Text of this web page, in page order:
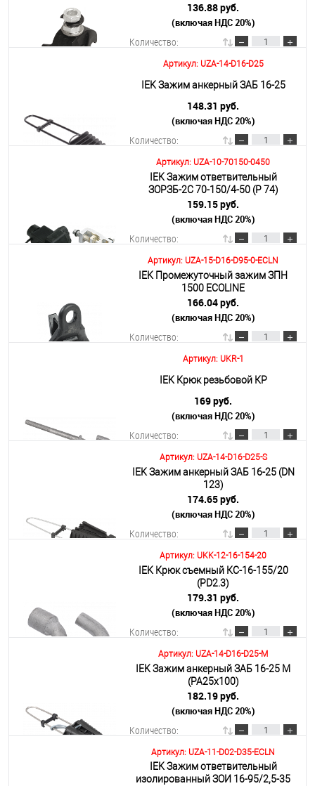
Подробнее
136.88 руб.
(включая НДС 20%)
Количество:
В корзину
Подробнее
Артикул: UZA-14-D16-D25
IEK Зажим анкерный ЗАБ 16-25
148.31 руб.
(включая НДС 20%)
Количество:
В корзину
Подробнее
Артикул: UZA-10-70150-0450
IEK Зажим ответвительный
ЗОРЗБ-2С 70-150/4-50 (Р 74)
159.15 руб.
(включая НДС 20%)
Количество:
В корзину
Подробнее
Артикул: UZA-15-D16-D95-0-ECLN
IEK Промежуточный зажим ЗПН
1500 ECOLINE
166.04 руб.
(включая НДС 20%)
Количество:
В корзину
Подробнее
Артикул: UKR-1
IEK Крюк резьбовой КР
169 руб.
(включая НДС 20%)
Количество:
В корзину
Подробнее
Артикул: UZA-14-D16-D25-S
IEK Зажим анкерный ЗАБ 16-25 (DN
123)
174.65 руб.
(включая НДС 20%)
Количество:
В корзину
Подробнее
Артикул: UKK-12-16-154-20
IEK Крюк съемный КС-16-155/20
(PD2.3)
179.31 руб.
(включая НДС 20%)
Количество:
В корзину
Подробнее
Артикул: UZA-14-D16-D25-M
IEK Зажим анкерный ЗАБ 16-25 М
(PA25x100)
182.19 руб.
(включая НДС 20%)
Количество:
В корзину
Артикул: UZA-11-D02-D35-ECLN
IEK Зажим ответвительный
изолированный ЗОИ 16-95/2,5-35